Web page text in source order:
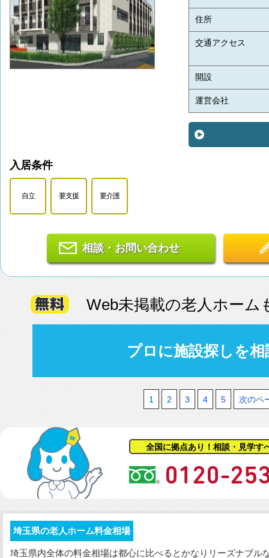
住所
交通アクセス
開設
運営会社
入居条件
自立 要支援 要介護
相談・お問い合わせ
Web未掲載の老人ホーム
プロに施設探しを
1 2 3 4 5 次のペ
全国に拠点あり！相談・見学す
埼玉県の老人ホーム料金相場
埼玉県内全体の料金相場は都心に比べるとかなりリーズナブル